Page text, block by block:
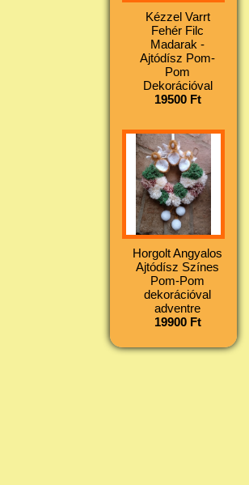
Kézzel Varrt
Fehér Filc
Madarak -
Ajtódísz Pom-
Pom
Dekorációval
19500 Ft
Horgolt Angyalos
Ajtódísz Színes
Pom-Pom
dekorációval
adventre
19900 Ft